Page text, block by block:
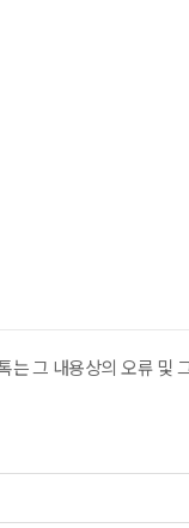
그 내용상의 오류 및